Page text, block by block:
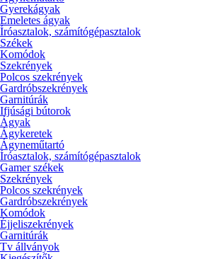
Gyerekágyak
Emeletes ágyak
Íróasztalok, számítógépasztalok
Székek
Komódok
Szekrények
Polcos szekrények
Gardróbszekrények
Garnitúrák
Ifjúsági bútorok
Ágyak
Ágykeretek
Ágyneműtartó
Íróasztalok, számítógépasztalok
Gamer székek
Szekrények
Polcos szekrények
Gardróbszekrények
Komódok
Éjjeliszekrények
Garnitúrák
Tv állványok